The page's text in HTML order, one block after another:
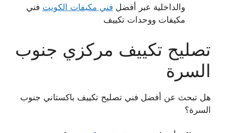
والداخلية عبر أفضل فني مكيفات الكويت فني
مكيفات ووحدات تكييف
تصليح تكييف مركزي جنوب
السرة
هل تبحث عن أفضل فني تصليح تكييف باكستاني جنوب
السرة؟